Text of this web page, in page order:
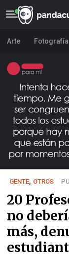
Arte Fotografía
GENTE OTROS
20
no
más,